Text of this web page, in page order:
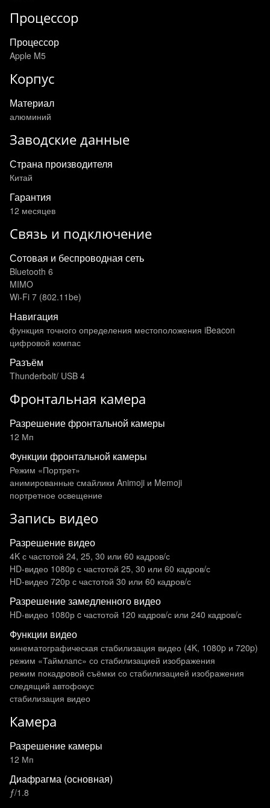
Процессор
Процессор
Apple M5
Корпус
Материал
алюминий
Заводские данные
Страна производителя
Китай
Гарантия
12 месяцев
Связь и подключение
Сотовая и беспроводная сеть
Bluetooth 6
MIMO
Wi‑Fi 7 (802.11be)
Навигация
функция точного определения местоположения iBeacon
цифровой компас
Разъём
Thunderbolt/ USB 4
Фронтальная камера
Разрешение фронтальной камеры
12 Мп
Функции фронтальной камеры
Режим «Портрет»
анимированные смайлики Animoji и Memoji
портретное освещение
Запись видео
Разрешение видео
4K с частотой 24, 25, 30 или 60 кадров/ с
HD-видео 1080p с частотой 25, 30 или 60 кадров/ с
HD-видео 720p с частотой 30 или 60 кадров/ с
Разрешение замедленного видео
HD-видео 1080р c частотой 120 кадров/ с или 240 кадров/ с
Функции видео
кинематографическая стабилизация видео (4K, 1080p и 720p)
режим «Таймлапс» со стабилизацией изображения
режим покадровой съёмки со стабилизацией изображения
следящий автофокус
стабилизация видео
Камера
Разрешение камеры
12 Мп
Диафрагма (основная)
ƒ/1.8